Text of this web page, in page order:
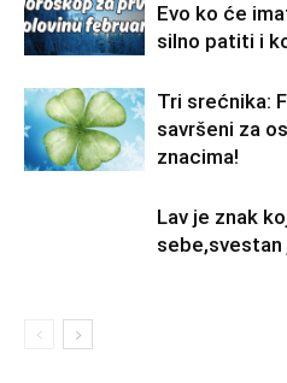
Evo ko će
silno patiti i
Tri srećnika:
savršeni za
znacima!
Lav je znak
sebe,svestan